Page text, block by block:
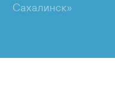
Сахалинск»